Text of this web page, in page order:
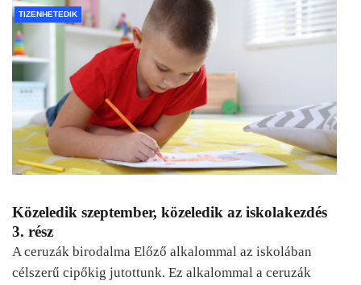
TIZENHETEDIK
Közeledik szeptember, közeledik az iskolakezdés
3. rész
A ceruzák birodalma Előző alkalommal az iskolában
célszerű cipőkig jutottunk. Ez alkalommal a ceruzák